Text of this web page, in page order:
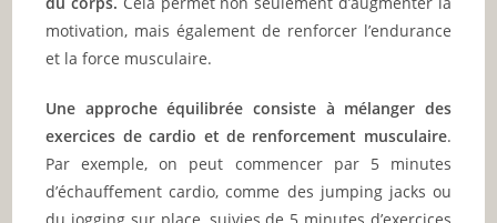
motivation, mais également de renforcer l’endurance
et la force musculaire.
Une approche équilibrée consiste à mélanger des
exercices de cardio et de renforcement musculaire.
Par exemple, on peut commencer par 5 minutes
d’échauffement cardio, comme des jumping jacks ou